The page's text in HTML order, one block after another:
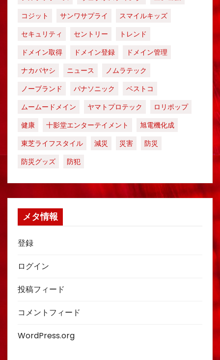
コジット
サンワサプライ
スマイルキッズ
セキュリティ
セントリー
トレンド
ドメイン取得
ドメイン登録
ドメイン管理
ナカバヤシ
ニュース
ノムラテック
ノーブランド
パナソニック
ベストコ
ムームードメイン
ヤマトプロテック
ロリポップ
健康
十影堂エンターテイメント
旭電機化成
東芝ライフスタイル
減災 災害
防災
防災グッズ
防犯
メタ情報
登録
ログイン
投稿フィード
コメントフィード
WordPress.org